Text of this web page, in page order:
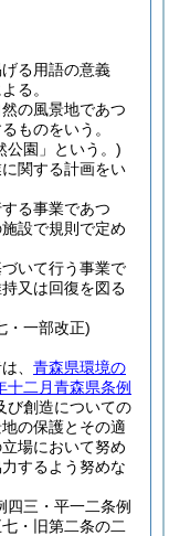
る用語の意義
る。
の風景地であつ
ものをいう。
公園」という。)
関する計画をい
る事業であつ
設で規則で定め
いて行う事業で
又は回復を図る
・一部改正)
、 青森県環境の
十二月青森県条例
び創造についての
の保護とその適
場において努め
するよう努めな
三・平一二条例
・旧第二条の二